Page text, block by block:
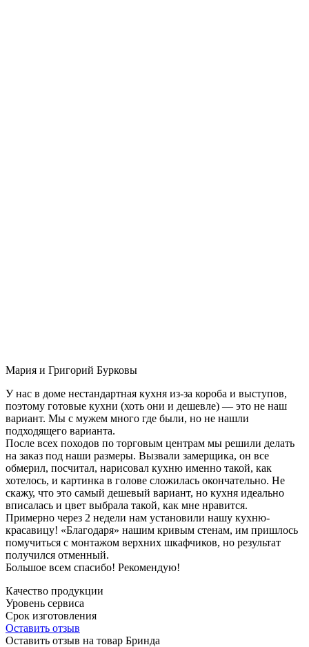
Мария и Григорий Бурковы
У нас в доме нестандартная кухня из-за короба и выступов,
поэтому готовые кухни (хоть они и дешевле) — это не наш
вариант. Мы с мужем много где были, но не нашли
подходящего варианта.
После всех походов по торговым центрам мы решили делать
на заказ под наши размеры. Вызвали замерщика, он все
обмерил, посчитал, нарисовал кухню именно такой, как
хотелось, и картинка в голове сложилась окончательно. Не
скажу, что это самый дешевый вариант, но кухня идеально
вписалась и цвет выбрала такой, как мне нравится.
Примерно через 2 недели нам установили нашу кухню-
красавицу! «Благодаря» нашим кривым стенам, им пришлось
помучиться с монтажом верхних шкафчиков, но результат
получился отменный.
Большое всем спасибо! Рекомендую!
Качество продукции
Уровень сервиса
Срок изготовления
Оставить отзыв
Оставить отзыв на товар Бринда